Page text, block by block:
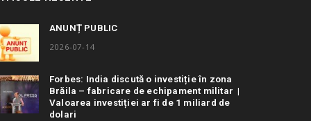
ANUNȚ PUBLIC
2026-07-14
Forbes: India discută o investiție în zona
Brăila – fabricare de echipament militar |
Valoarea investiției ar fi de 1 miliard de
dolari